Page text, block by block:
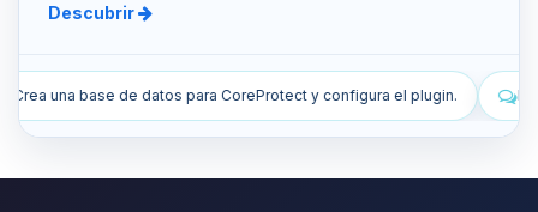
Descubrir
y configura el plugin. Instala plugins para mejorar mi servidor.